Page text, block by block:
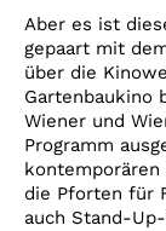
Aber es ist
gepaart mit
über die
Gartenbaukino
Wiener und
Programm
die Pforten für
auch Stand-